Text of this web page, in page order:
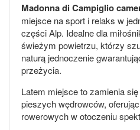
Madonna di Campiglio
miejsce na sport i relaks w
części Alp. Idealne dla
świeżym powietrzu, którzy
naturą jednoczenie
przeżycia.
Latem miejsce to zamienia
pieszych wędrowców,
rowerowych w otoczeniu